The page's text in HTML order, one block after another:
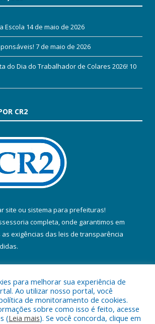
Escola 14 de maio de 2026
7 de maio de 2026
do Dia do Trabalhador de Colares 2026! 10
CR2
site ou sistema para prefeituras!
completa, onde garantimos em
exigências das leis de transparência
a Prefeitura Municipal de Colares.
para melhorar sua experiência de
Ao utilizar nosso portal, você
de monitoramento de cookies.
sobre como isso é feito, acesse
(Leia mais). Se você concorda, clique em